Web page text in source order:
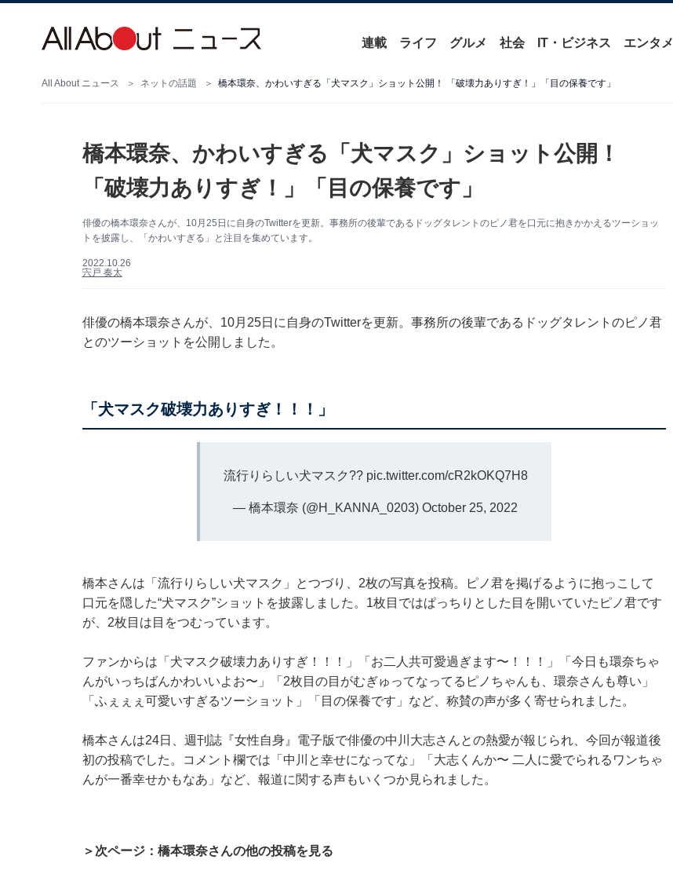
連載 ライフ グルメ 社会 IT・ビジネス エンタメ
All About ニュース ネットの話題 橋本環奈、かわいすぎる「犬マスク」ショット公開！ 「破壊力ありすぎ！」「目の保養です」
橋本環奈、かわいすぎる「犬マスク」ショット公開！
「破壊力ありすぎ！」「目の保養です」
俳優の橋本環奈さんが、10月25日に自身のTwitterを更新。事務所の後輩であるドッグタレントのピノ君を口元に抱きかかえるツーショッ
トを披露し、「かわいすぎる」と注目を集めています。
2022.10.26
宍戸 奏太
俳優の橋本環奈さんが、10月25日に自身のTwitterを更新。事務所の後輩であるドッグタレントのピノ君
とのツーショットを公開しました。
「犬マスク破壊力ありすぎ！！！」
流行りらしい犬マスク?? pic.twitter.com/cR2kOKQ7H8
— 橋本環奈 (@H_KANNA_0203) October 25, 2022
橋本さんは「流行りらしい犬マスク」とつづり、2枚の写真を投稿。ピノ君を掲げるように抱っこして
口元を隠した“犬マスク”ショットを披露しました。1枚目ではぱっちりとした目を開いていたピノ君です
が、2枚目は目をつむっています。
ファンからは「犬マスク破壊力ありすぎ！！！」「お二人共可愛過ぎます〜！！！」「今日も環奈ちゃ
んがいっちばんかわいいよお〜」「2枚目の目がむぎゅってなってるピノちゃんも、環奈さんも尊い」
「ふぇぇぇ可愛いすぎるツーショット」「目の保養です」など、称賛の声が多く寄せられました。
橋本さんは24日、 週刊誌『女性自身』電子版で俳優の中川大志さんとの熱愛が報じられ、今回が報道後
初の投稿でした。コメント欄では「中川と幸せになってな」「大志くんか〜 二人に愛でられるワンちゃ
んが一番幸せかもなあ」など、報道に関する声もいくつか見られました。
＞次ページ：橋本環奈さんの他の投稿を見る